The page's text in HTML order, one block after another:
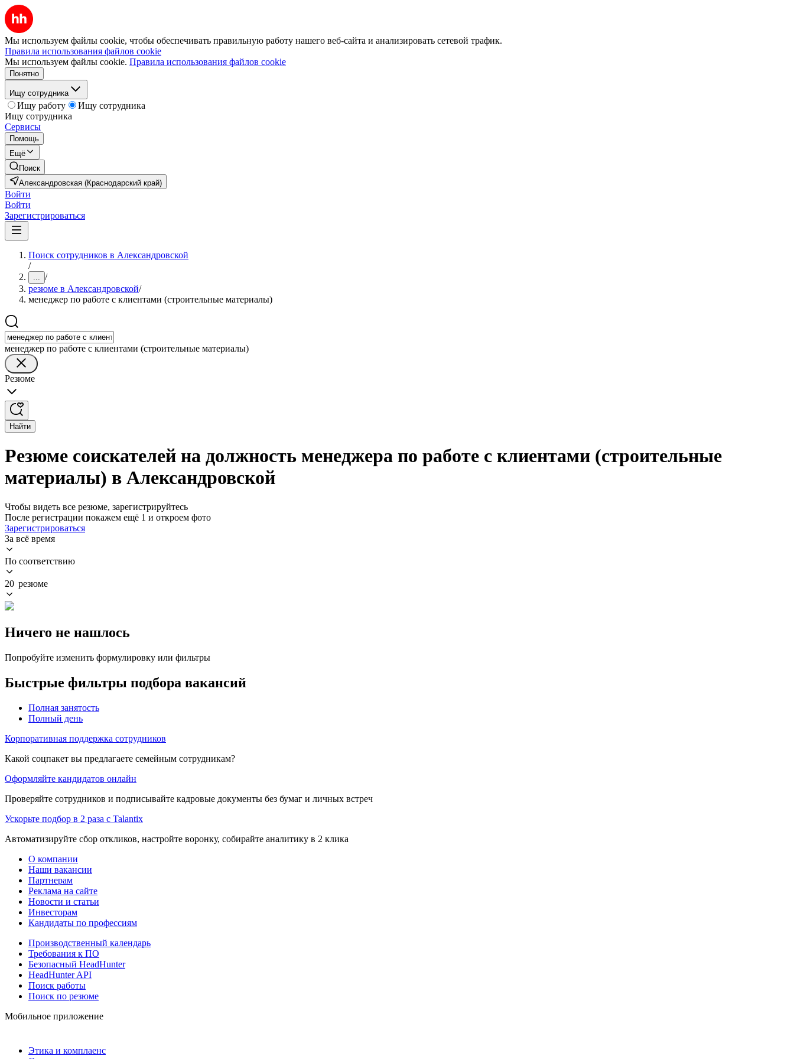
Мы используем файлы cookie, чтобы обеспечивать правильную работу нашего веб-сайта и анализировать сетевой трафик.
Правила использования файлов cookie
Мы используем файлы cookie. Правила использования файлов cookie
Понятно
Ищу сотрудника
Ищу работу
Ищу сотрудника
Ищу сотрудника
Сервисы
Помощь
Ещё
Поиск
Александровская (Краснодарский край)
Войти
Войти
Зарегистрироваться
Поиск сотрудников в Александровской
/
... /
резюме в Александровской/
менеджер по работе с клиентами (строительные материалы)
менеджер по работе с клиентами (строительные материалы)
Резюме
Найти
Резюме соискателей на должность менеджера по работе с клиентами (строительные
материалы) в Александровской
Чтобы видеть все резюме, зарегистрируйтесь
После регистрации покажем ещё 1 и откроем фото
Зарегистрироваться
За всё время
По соответствию
20 резюме
Ничего не нашлось
Попробуйте изменить формулировку или фильтры
Быстрые фильтры подбора вакансий
Полная занятость
Полный день
Корпоративная поддержка сотрудников
Какой соцпакет вы предлагаете семейным сотрудникам?
Оформляйте кандидатов онлайн
Проверяйте сотрудников и подписывайте кадровые документы без бумаг и личных встреч
Ускорьте подбор в 2 раза с Talantix
Автоматизируйте сбор откликов, настройте воронку, собирайте аналитику в 2 клика
О компании
Наши вакансии
Партнерам
Реклама на сайте
Новости и статьи
Инвесторам
Кандидаты по профессиям
Производственный календарь
Требования к ПО
Безопасный HeadHunter
HeadHunter API
Поиск работы
Поиск по резюме
Мобильное приложение
Этика и комплаенс